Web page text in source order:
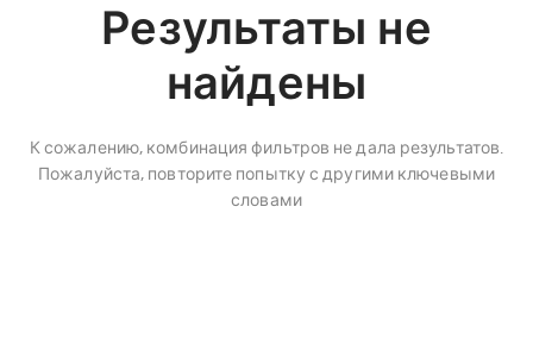
Результаты не
найдены
К сожалению, комбинация фильтров не дала результатов.
Пожалуйста, повторите попытку с другими ключевыми
словами